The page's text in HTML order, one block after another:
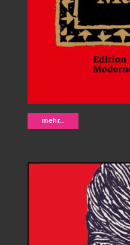
Persepolis -
mehr...